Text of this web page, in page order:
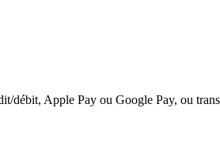
débit, Apple Pay ou Google Pay, ou